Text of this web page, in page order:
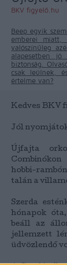
BKV figyelő.hu
Beep egyik
emberei miatt,
valószínűleg
alapesetben
biztonság.
csak leülnek,
értelme van?
Kedves BKV
Jól
Újfajta
hobbi-
talán a
Szerda
hónapok
beáll az
jellemzett
üdvözlendő
A